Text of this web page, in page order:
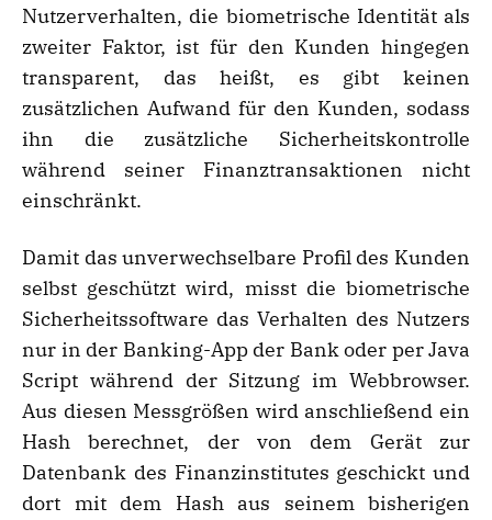
Nutzerverhalten, die biometrische Identität als
zweiter Faktor, ist für den Kunden hingegen
transparent, das heißt, es gibt keinen
zusätzlichen Aufwand für den Kunden, sodass
ihn die zusätzliche Sicherheitskontrolle
während seiner Finanztransaktionen nicht
einschränkt.
Damit das unverwechselbare Profil des Kunden
selbst geschützt wird, misst die biometrische
Sicherheitssoftware das Verhalten des Nutzers
nur in der Banking-App der Bank oder per Java
Script während der Sitzung im Webbrowser.
Aus diesen Messgrößen wird anschließend ein
Hash berechnet, der von dem Gerät zur
Datenbank des Finanzinstitutes geschickt und
dort mit dem Hash aus seinem bisherigen